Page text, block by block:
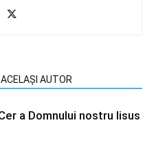
ACELAȘI AUTOR
a Domnului nostru Iisus